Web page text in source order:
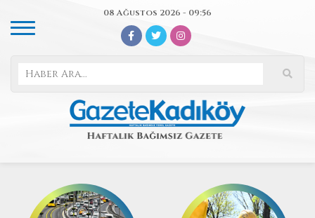
08 Ağustos 2026 - 09:56